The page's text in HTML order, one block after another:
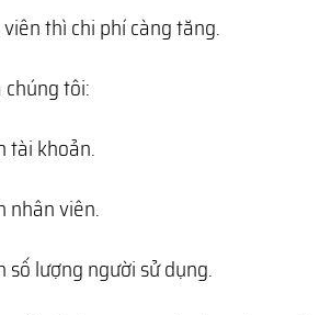
thì chi phí càng tăng.
tôi:
tài khoản.
nhân viên.
số lượng người sử dụng.